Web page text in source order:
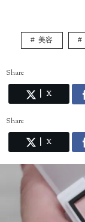
美容
Share
X
Share
X